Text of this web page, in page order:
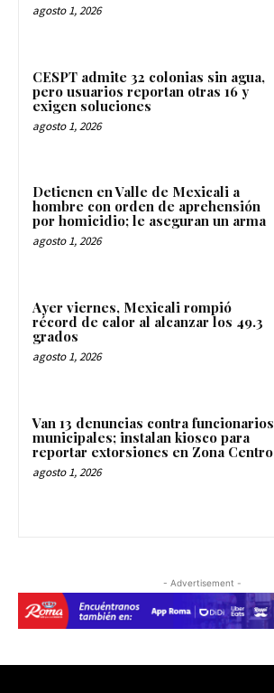
agosto 1, 2026
CESPT admite 32 colonias sin agua,
pero usuarios reportan otras 16 y
exigen soluciones
agosto 1, 2026
Detienen en Valle de Mexicali a
hombre con orden de aprehensión
por homicidio; le aseguran un arma
agosto 1, 2026
Ayer viernes, Mexicali rompió
récord de calor al alcanzar los 49.3
grados
agosto 1, 2026
Van 13 denuncias contra funcionarios
municipales; instalan kiosco para
reportar extorsiones en Zona Centro
agosto 1, 2026
- Advertisement -